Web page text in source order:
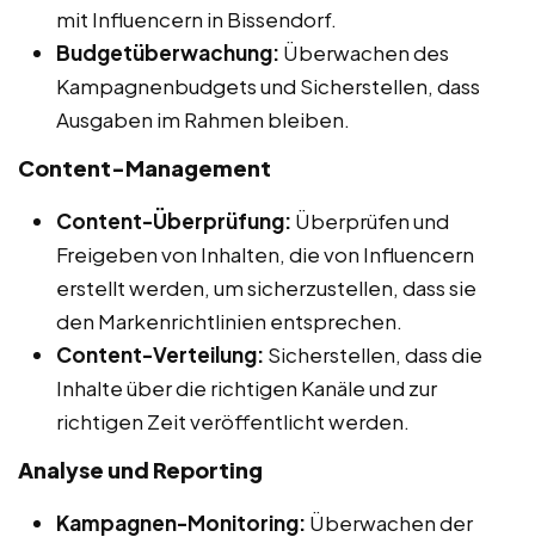
mit Influencern in Bissendorf.
Budgetüberwachung: Überwachen des
Kampagnenbudgets und Sicherstellen, dass
Ausgaben im Rahmen bleiben.
Content-Management
Content-Überprüfung: Überprüfen und
Freigeben von Inhalten, die von Influencern
erstellt werden, um sicherzustellen, dass sie
den Markenrichtlinien entsprechen.
Content-Verteilung: Sicherstellen, dass die
Inhalte über die richtigen Kanäle und zur
richtigen Zeit veröffentlicht werden.
Analyse und Reporting
Kampagnen-Monitoring: Überwachen der